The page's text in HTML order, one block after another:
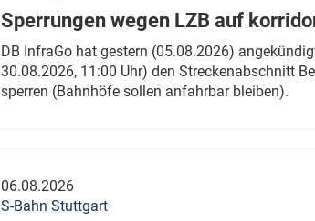
Dossier: Generalsanierung
Dossier: ETCS
Dossier:
Sperrungen wegen LZB auf
DB InfraGo hat gestern (05.08.2026)
30.08.2026, 11:00 Uhr) den Streckenabschnitt
sperren (Bahnhöfe sollen anfahrbar bleiben).
06.08.2026
S-Bahn Stuttgart